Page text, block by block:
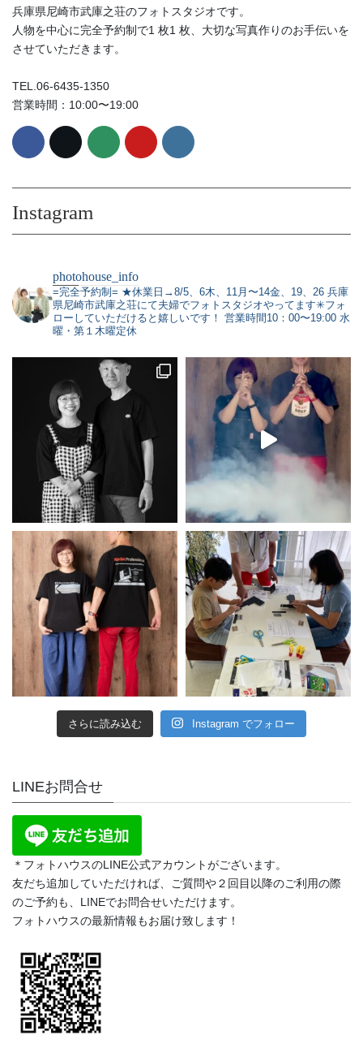
兵庫県尼崎市武庫之荘のフォトスタジオです。
人物を中心に完全予約制で1 枚1 枚、大切な写真作りのお手伝いを
させていただきます。
TEL.06-6435-1350
営業時間：10:00〜19:00
Instagram
photohouse_info
=完全予約制= ★休業日→8/5、6木、11月〜14金、19、26 兵庫
県尼崎市武庫之荘にて夫婦でフォトスタジオやってます✳︎フォ
ローしていただけると嬉しいです！ 営業時間10：00〜19:00 水
曜・第１木曜定休
さらに読み込む Instagram でフォロー
LINEお問合せ
＊フォトハウスのLINE公式アカウントがございます。
友だち追加していただければ、ご質問や２回目以降のご利用の際
のご予約も、LINEでお問合せいただけます。
フォトハウスの最新情報もお届け致します！